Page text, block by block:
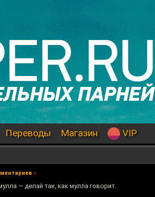
Переводы Магазин VIP
»
— делай так, как мулла говорит.